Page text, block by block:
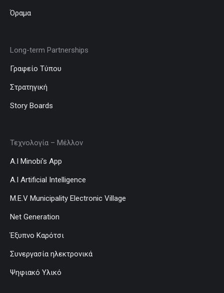
Όραμα
Long-term Partnerships
Γραφείο Τύπου
Στρατηγική
Story Boards
Τεχνολογία – Μέλλον
A.I Minobi’s App
A.I Artificial Intelligence
M.E.V Municipality Electronic Village
Net Generation
Έξυπνο Καρότσι
Συνεργασία ηλεκτρονικά
Ψηφιακό Υλικό